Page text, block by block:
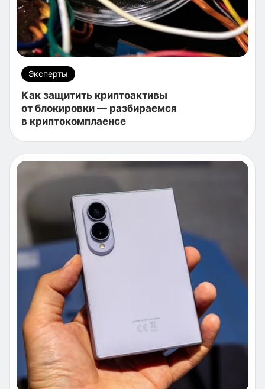
Эксперты
Как защитить криптоактивы
от блокировки — разбираемся
в криптокомплаенсе